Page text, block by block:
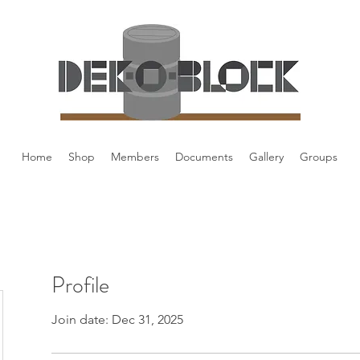
Home Shop Members Documents Gallery Groups
Profile
Join date: Dec 31, 2025